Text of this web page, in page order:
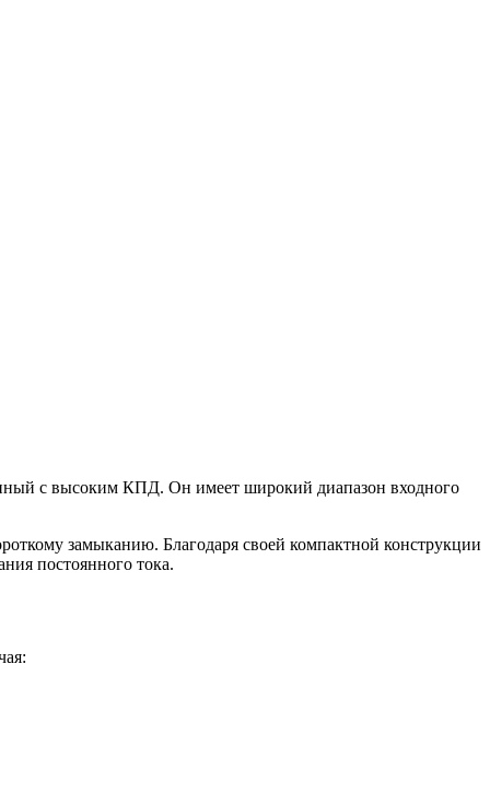
с высоким КПД. Он имеет широкий диапазон входного
замыканию. Благодаря своей компактной конструкции
постоянного тока.